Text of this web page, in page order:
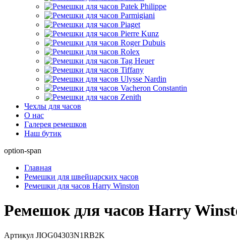
Чехлы для часов
О нас
Галерея ремешков
Наш бутик
option-span
Главная
Ремешки для швейцарских часов
Ремешки для часов Harry Winston
Ремешок для часов Harry
Артикул JIOG04303N1RB2K